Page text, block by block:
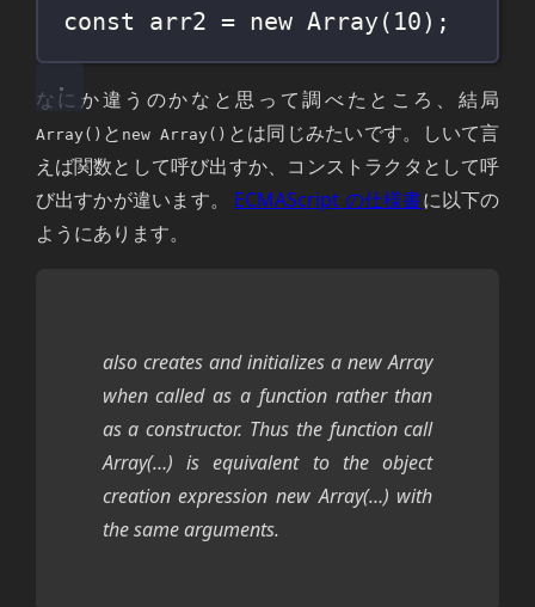
const arr2 = new Array ( 10);
なにか違うのかなと思って調べたところ、結局
Array() と new Array() とは同じみたいです。しいて言
えば関数として呼び出すか、コンストラクタとして呼
び出すかが違います。 ECMAScript の仕様書に以下の
ようにあります。
also creates and initializes a new Array
when called as a function rather than
as a constructor. Thus the function call
Array(…) is equivalent to the object
creation expression new Array(…) with
the same arguments.